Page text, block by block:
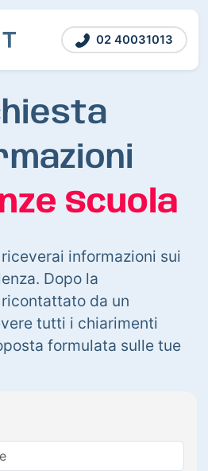
02 40031013
Scuola
informazioni sui
Dopo la
da un
tutti i chiarimenti
formulata sulle tue